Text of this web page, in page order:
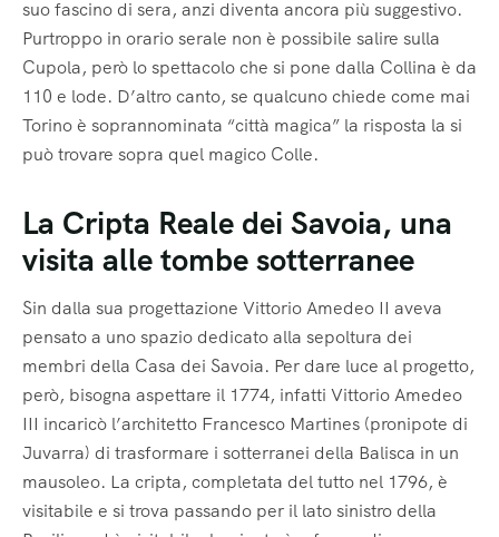
suo fascino di sera, anzi diventa ancora più suggestivo.
Purtroppo in orario serale non è possibile salire sulla
Cupola, però lo spettacolo che si pone dalla Collina è da
110 e lode. D’altro canto, se qualcuno chiede come mai
Torino è soprannominata “città magica” la risposta la si
può trovare sopra quel magico Colle.
La Cripta Reale dei Savoia, una
visita alle tombe sotterranee
Sin dalla sua progettazione Vittorio Amedeo II aveva
pensato a uno spazio dedicato alla sepoltura dei
membri della Casa dei Savoia. Per dare luce al progetto,
però, bisogna aspettare il 1774, infatti Vittorio Amedeo
III incaricò l’architetto Francesco Martines (pronipote di
Juvarra) di trasformare i sotterranei della Balisca in un
mausoleo. La cripta, completata del tutto nel 1796, è
visitabile e si trova passando per il lato sinistro della